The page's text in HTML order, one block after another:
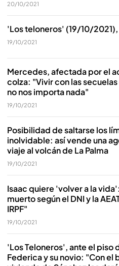
20/10/2021
'Los teloneros' (19/10/2021),
19/10/2021
Mercedes, afectada por el
colza: "Vivir con las secuelas
no nos importa nada"
19/10/2021
Posibilidad de saltarse los
inolvidable: así vende una
viaje al volcán de La Palma
19/10/2021
Isaac quiere 'volver a la
muerto según el DNI y la
IRPF"
19/10/2021
'Los Teloneros', ante el piso
Federica y su novio: "Con el